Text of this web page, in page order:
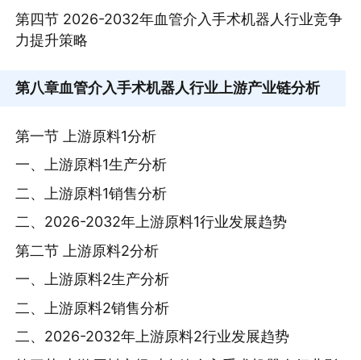
第四节 2026-2032年血管介入手术机器人行业竞争
力提升策略
第八章血管介入手术机器人行业上游产业链分析
第一节 上游原料1分析
一、上游原料1生产分析
二、上游原料1销售分析
二、2026-2032年上游原料1行业发展趋势
第二节 上游原料2分析
一、上游原料2生产分析
二、上游原料2销售分析
二、2026-2032年上游原料2行业发展趋势